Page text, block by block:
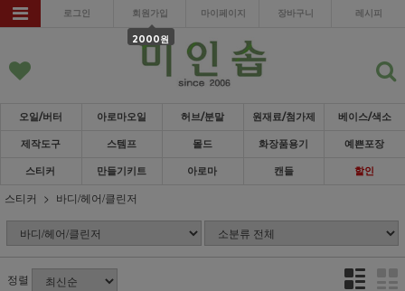
로그인 회원가입
2000원
마이페이지 장바구니 레시피
오일/버터 아로마오일 허브/분말 원재료/첨가제 베이스/색소
제작도구 스템프 몰드 화장품용기 예쁜포장
스티커 만들기키트 아로마 캔들 할인
스티커 바디/헤어/클린저
정렬